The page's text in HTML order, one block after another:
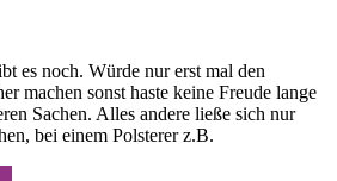
es noch. Würde nur erst mal den
machen sonst haste keine Freude lange
Sachen. Alles andere ließe sich nur
bei einem Polsterer z.B.